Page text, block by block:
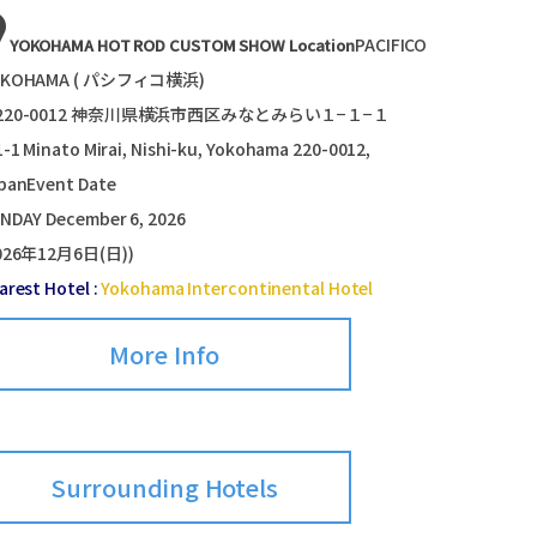
YOKOHAMA HOT ROD CUSTOM SHOW LocationPACIFICO
( パシフィコ横浜)
0012 神奈川県横浜市西区みなとみらい１−１−１
1 Minato Mirai, Nishi-ku, Yokohama 220-0012,
Date
December 6, 2026
年12月6日(日))
Hotel :Yokohama Intercontinental Hotel
More Info
Surrounding Hotels